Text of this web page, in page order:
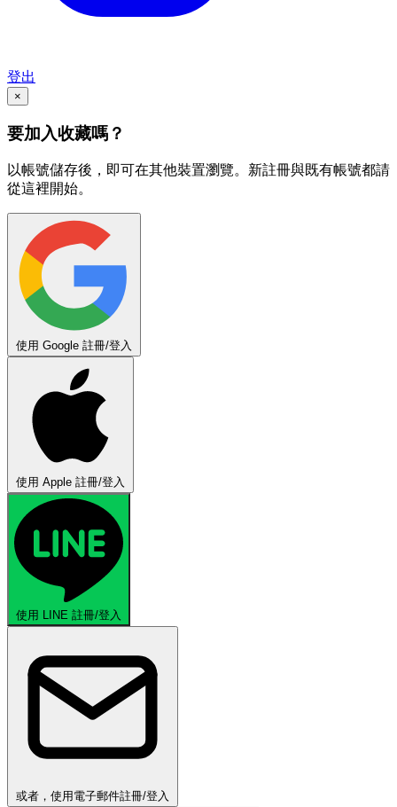
登出
×
要加入收藏嗎？
以帳號儲存後，即可在其他裝置瀏覽。新註冊與既有帳號都請
從這裡開始。
使用 Google 註冊/登入
使用 Apple 註冊/登入
使用 LINE 註冊/登入
或者，使用電子郵件註冊/登入